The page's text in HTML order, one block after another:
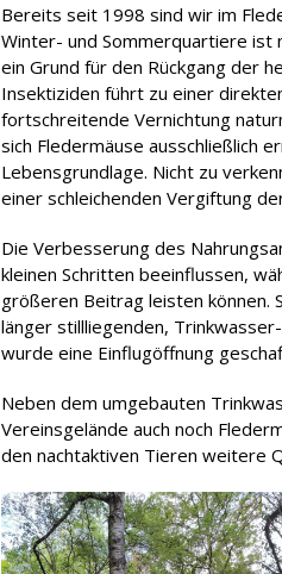
Bereits seit 1998 sind wir im
Winter- und Sommerquartiere ist
ein Grund für den Rückgang der
Insektiziden führt zu einer
fortschreitende Vernichtung
sich Fledermäuse ausschließlich
Lebensgrundlage. Nicht zu
einer schleichenden Vergiftung
Die Verbesserung des
kleinen Schritten beeinflussen,
größeren Beitrag leisten können.
länger stillliegenden,
wurde eine Einflugöffnung
Neben dem umgebauten
Vereinsgelände auch noch
den nachtaktiven Tieren weitere